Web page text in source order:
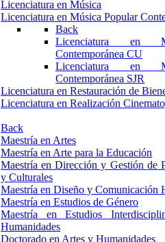
Licenciatura en Música
Licenciatura en Música Popular
Back
Licenciatura en
Contemporánea CU
Licenciatura en
Contemporánea SJR
Licenciatura en Restauración de
Licenciatura en Realización
Back
Maestría en Artes
Maestría en Arte para la Educación
Maestría en Dirección y Gestión de
y Culturales
Maestría en Diseño y Comunicación
Maestría en Estudios de Género
Maestría en Estudios
Humanidades
Doctorado en Artes y Humanidades